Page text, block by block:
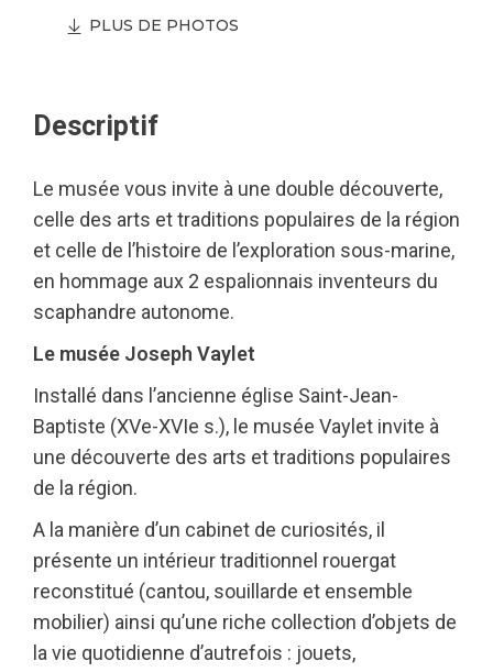
PLUS DE PHOTOS
Descriptif
Le musée vous invite à une double découverte,
celle des arts et traditions populaires de la région
et celle de l’histoire de l’exploration sous-marine,
en hommage aux 2 espalionnais inventeurs du
scaphandre autonome.
Le musée Joseph Vaylet
Installé dans l’ancienne église Saint-Jean-
Baptiste (XVe-XVIe s.), le musée Vaylet invite à
une découverte des arts et traditions populaires
de la région.
A la manière d’un cabinet de curiosités, il
présente un intérieur traditionnel rouergat
reconstitué (cantou, souillarde et ensemble
mobilier) ainsi qu’une riche collection d’objets de
la vie quotidienne d’autrefois : jouets,